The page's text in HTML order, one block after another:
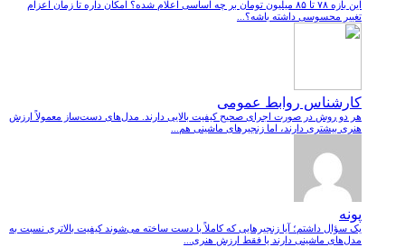
این بازه ۷۸ تا ۸۵ میلیون تومان بر چه اساسی اعلام شده؟ امکان داره تا زمان اعزام
تغییر محسوسی داشته باشه؟...
کارشناس روابط عمومی
هر دو روش در صورت اجرای صحیح کیفیت بالایی دارند. مدل‌های دست‌ساز معمولاً ارزش
هنری بیشتری دارند، اما زنجیرهای ماشینی هم...
پونه
یک سؤال داشتم؛ آیا زنجیرهایی که کاملاً با دست ساخته می‌شوند کیفیت بالاتری نسبت به
مدل‌های ماشینی دارند یا فقط ارزش هنری...